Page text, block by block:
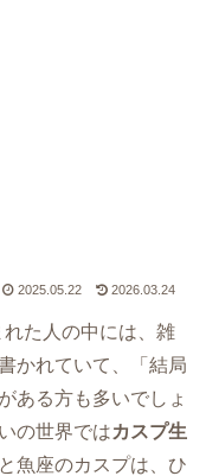
2025.05.22 2026.03.24
た人の中には、雑
かれていて、「結局
ある方も多いでしょ
の世界ではカスプ生
魚座のカスプは、ひ